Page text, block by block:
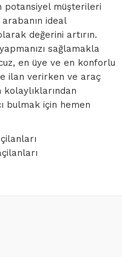
potansiyel müşterileri
ideal
değerini artırın.
sağlamakla
en üye ve en konforlu
ilan verirken ve araç
bulmak için hemen